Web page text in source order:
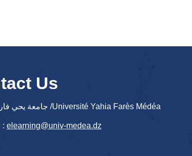
Us
جامعة يحي فارس المدية /Université Yahia Farès Médéa
: elearning@univ-medea.dz